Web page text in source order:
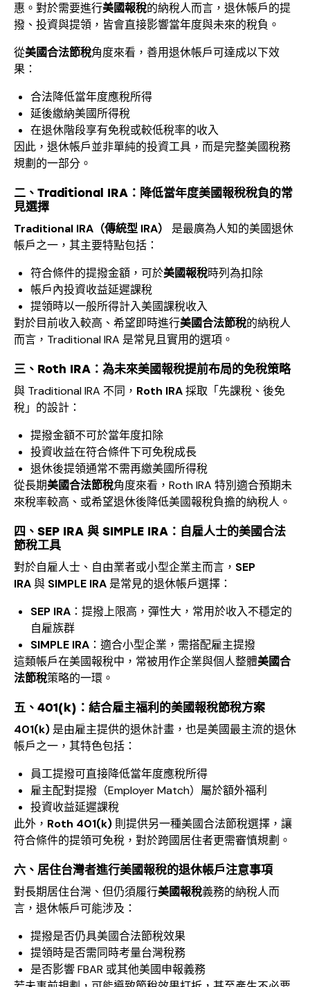
惠。對於需要進行美國報稅的納稅人而言，退休帳戶的提
撥、投資與提領，皆會直接影響當年度與未來的稅負。
從美國合法節稅角度來看，善用退休帳戶可達成以下效
果：
合法降低當年度應稅所得
延後繳納美國所得稅
在退休階段享有免稅或較低稅率的收入
因此，退休帳戶並非單純的投資工具，而是完整美國稅務
規劃的一部分。
二、 Traditional IRA ：降低當年度美國報稅稅負的常
見選擇
Traditional IRA （傳統型 IRA）
是最廣為人知的美國退休
帳戶之一，其主要特點包括：
符合條件的提撥金額，可於美國報稅時列為扣除
帳戶內投資收益延遲課稅
提領時以一般所得計入美國課稅收入
對於目前收入較高、希望即時進行美國合法節稅的納稅人
而言，Traditional IRA 是常見且實用的選項。
三、 Roth IRA ：為未來美國報稅提前布局的免稅策略
與 Traditional IRA 不同， Roth IRA採取「先課稅、後免
稅」的設計：
提撥金額不可於當年度扣除
投資收益在符合條件下可免稅成長
退休後提領通常不需再繳美國所得稅
從長期美國合法節稅角度來看，Roth IRA 特別適合預期未
來稅率較高、或希望退休後降低美國報稅負擔的納稅人。
四、 SEP IRA 與 SIMPLE IRA ：自雇人士的美國合法
節稅工具
對於自雇人士、自由業者或小型企業主而言， SEP
IRA與 SIMPLE IRA 是常見的退休帳戶選擇：
SEP IRA ：提撥上限高，彈性大，常用於收入不穩定的
自雇族群
SIMPLE IRA ：適合小型企業，需搭配雇主提撥
這類帳戶在美國報稅中，常被用作企業與個人整體美國合
法節稅策略的一環。
五、 401(k) ：結合雇主福利的美國報稅節稅方案
401(k) 是由雇主提供的退休計畫，也是美國最主流的退休
帳戶之一，其特色包括：
員工提撥可直接降低當年度應稅所得
雇主配對提撥（Employer Match）屬於額外福利
投資收益延遲課稅
此外， Roth 401(k) 則提供另一種美國合法節稅選擇，讓
符合條件的提領可免稅，對於跨國居住者更需審慎規劃。
六、居住台灣者進行美國報稅的退休帳戶注意事項
對長期居住台灣、但仍須履行美國報稅義務的納稅人而
言，退休帳戶可能涉及：
提撥是否仍具美國合法節稅效果
提領時是否需同時考量台灣稅務
是否影響 FBAR 或其他美國申報義務